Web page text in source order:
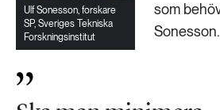
Ulf Sonesson, forskare
SP, Sveriges Tekniska
Forskningsinstitut
som
Sonesson.